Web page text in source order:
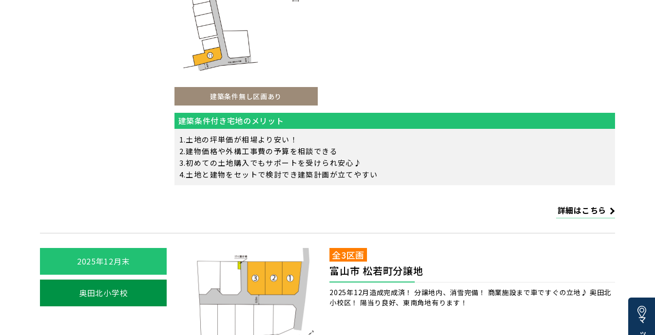
建築条件無し区画あり
建築条件付き宅地のメリット
土地の坪単価が相場より安い！
建物価格や外構工事費の予算を相談できる
初めての土地購入でもサポートを受けられ安心♪
土地と建物をセットで検討でき建築計画が立てやすい
詳細はこちら
2025年12月末
奥田北小学校
全3区画
富山市 松若町分譲地
2025年12月造成完成済！ 分譲地内、消雪完備！ 商業施設まで車ですぐの立地♪ 奥田北
小校区！ 陽当り良好、東南角地有ります！